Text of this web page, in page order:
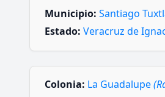
Municipio: Santiago
Estado: Veracruz de
Colonia: La Guadalupe